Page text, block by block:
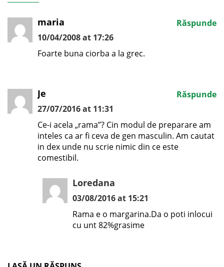
maria
10/04/2008 at 17:26
Foarte buna ciorba a la grec.
Răspunde
Je
27/07/2016 at 11:31
Ce-i acela „rama”? Cin modul de preparare am
inteles ca ar fi ceva de gen masculin. Am cautat
in dex unde nu scrie nimic din ce este
comestibil.
Răspunde
Loredana
03/08/2016 at 15:21
Rama e o margarina.Da o poti inlocui
cu unt 82%grasime